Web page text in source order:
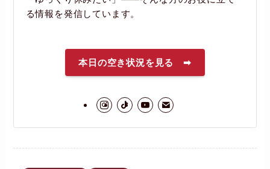
る情報を発信しています。
本日の空き状況を見る ➡